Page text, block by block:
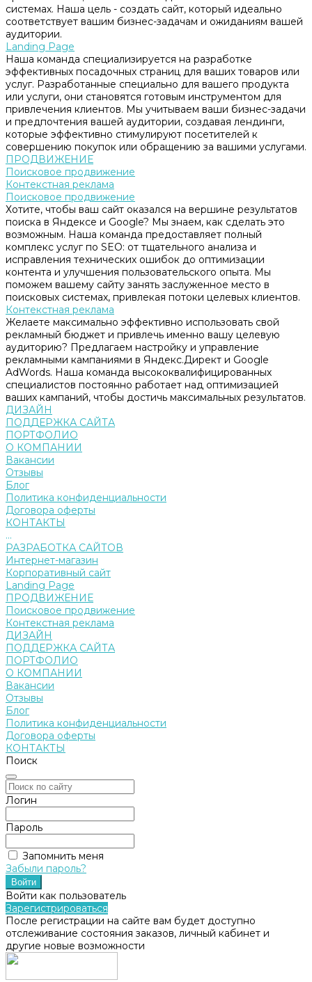
системах. Наша цель - создать сайт, который идеально
соответствует вашим бизнес-задачам и ожиданиям вашей
аудитории.
Landing Page
Наша команда специализируется на разработке
эффективных посадочных страниц для ваших товаров или
услуг. Разработанные специально для вашего продукта
или услуги, они становятся готовым инструментом для
привлечения клиентов. Мы учитываем ваши бизнес-задачи
и предпочтения вашей аудитории, создавая лендинги,
которые эффективно стимулируют посетителей к
совершению покупок или обращению за вашими услугами.
ПРОДВИЖЕНИЕ
Поисковое продвижение
Контекстная реклама
Поисковое продвижение
Хотите, чтобы ваш сайт оказался на вершине результатов
поиска в Яндексе и Google? Мы знаем, как сделать это
возможным. Наша команда предоставляет полный
комплекс услуг по SEO: от тщательного анализа и
исправления технических ошибок до оптимизации
контента и улучшения пользовательского опыта. Мы
поможем вашему сайту занять заслуженное место в
поисковых системах, привлекая потоки целевых клиентов.
Контекстная реклама
Желаете максимально эффективно использовать свой
рекламный бюджет и привлечь именно вашу целевую
аудиторию? Предлагаем настройку и управление
рекламными кампаниями в Яндекс.Директ и Google
AdWords. Наша команда высококвалифицированных
специалистов постоянно работает над оптимизацией
ваших кампаний, чтобы достичь максимальных результатов.
ДИЗАЙН
ПОДДЕРЖКА САЙТА
ПОРТФОЛИО
О КОМПАНИИ
Вакансии
Отзывы
Блог
Политика конфиденциальности
Договора оферты
КОНТАКТЫ
...
РАЗРАБОТКА САЙТОВ
Интернет-магазин
Корпоративный сайт
Landing Page
ПРОДВИЖЕНИЕ
Поисковое продвижение
Контекстная реклама
ДИЗАЙН
ПОДДЕРЖКА САЙТА
ПОРТФОЛИО
О КОМПАНИИ
Вакансии
Отзывы
Блог
Политика конфиденциальности
Договора оферты
КОНТАКТЫ
Поиск
Логин
Пароль
Запомнить меня
Забыли пароль?
Войти как пользователь
Зарегистрироваться
После регистрации на сайте вам будет доступно
отслеживание состояния заказов, личный кабинет и
другие новые возможности